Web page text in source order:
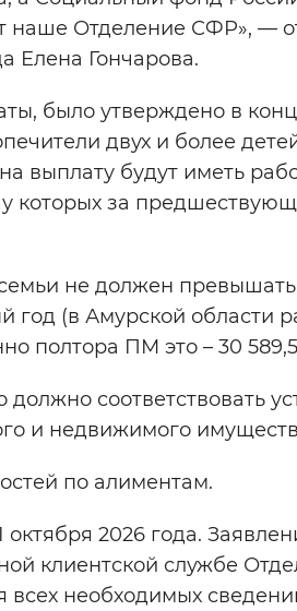
наше Отделение СФР», —
Елена Гончарова.
было утверждено в
двух и более
выплату будут иметь
которых за
не должен превышать
год (в Амурской области
полтора ПМ это – 30
соответствовать
и недвижимого
по алиментам.
2026 года.
клиентской службе
необходимых